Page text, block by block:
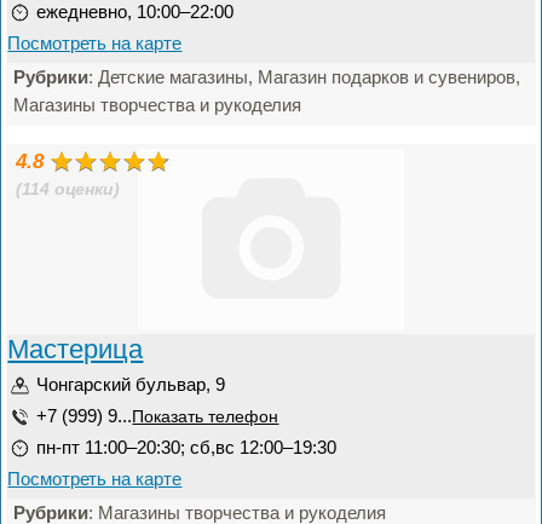
ежедневно, 10:00–22:00
Посмотреть на карте
Рубрики: Детские магазины, Магазин подарков и сувениров,
Магазины творчества и рукоделия
4.8
(114 оценки)
Мастерица
Чонгарский бульвар, 9
+7 (999) 9... Показать телефон
пн-пт 11:00–20:30; сб,вс 12:00–19:30
Посмотреть на карте
Рубрики: Магазины творчества и рукоделия